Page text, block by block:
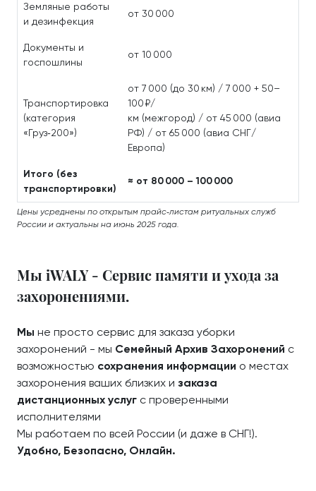
Земляные работы
и дезинфекция
от 30 000
Документы и
госпошлины
от 10 000
Транспортировка
(категория
«Груз‑200»)
от 7 000 (до 30 км) / 7 000 + 50–
100 ₽/
км (межгород) / от 45 000 (авиа
РФ) / от 65 000 (авиа СНГ/
Европа)
Итого (без
транспортировки)
≈ от 80 000 – 100 000
Цены усреднены по открытым прайс‑листам ритуальных служб
России и актуальны на июнь 2025 года.
Мы iWALY - Сервис памяти и ухода за
захоронениями.
Мы не просто сервис для заказа уборки
захоронений - мы Семейный Архив Захоронений с
возможностью сохранения информации о местах
захоронения ваших близких и заказа
дистанционных услуг с проверенными
исполнителями
Мы работаем по всей России (и даже в СНГ!).
Удобно, Безопасно, Онлайн.